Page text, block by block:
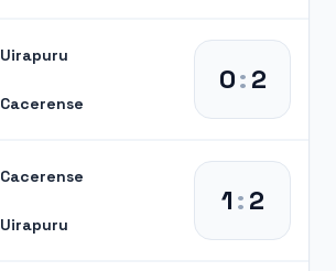
Uirapuru
Cacerense
0:2
Cacerense
Uirapuru
1:2